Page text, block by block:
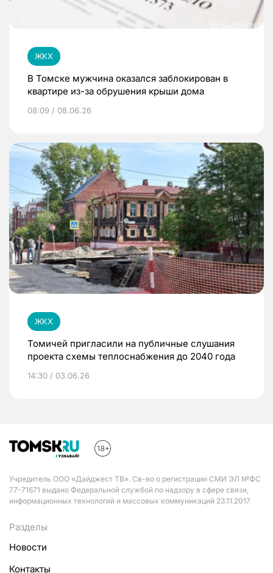
ЖКХ
В Томске мужчина оказался заблокирован в
квартире из-за обрушения крыши дома
08:09 / 08.06.26
ЖКХ
Томичей пригласили на публичные слушания
проекта схемы теплоснабжения до 2040 года
14:30 / 03.06.26
Учредитель ООО «Дайджест ТВ». Св-во о регистрации СМИ ЭЛ №ФС
77-71671 выдано Федеральной службой по надзору в сфере связи,
информационных технологий и массовых коммуникаций 23.11.2017
Разделы
Новости
Контакты